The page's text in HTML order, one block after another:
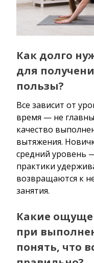
Как долго
для
пользы?
Все зависит от
время — не
качество
вытяжения.
средний уровень
практики
возвращаются к
занятия.
Какие
при
понять, что